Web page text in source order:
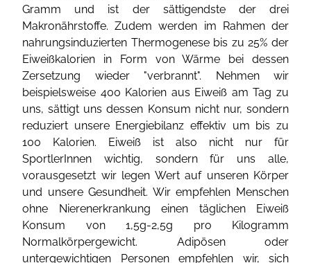
Gramm und ist der sättigendste der drei
Makronährstoffe. Zudem werden im Rahmen der
nahrungsinduzierten Thermogenese bis zu 25% der
Eiweißkalorien in Form von Wärme bei dessen
Zersetzung wieder "verbrannt". Nehmen wir
beispielsweise 400 Kalorien aus Eiweiß am Tag zu
uns, sättigt uns dessen Konsum nicht nur, sondern
reduziert unsere Energiebilanz effektiv um bis zu
100 Kalorien. Eiweiß ist also nicht nur für
SportlerInnen wichtig, sondern für uns alle,
vorausgesetzt wir legen Wert auf unseren Körper
und unsere Gesundheit. Wir empfehlen Menschen
ohne Nierenerkrankung einen täglichen Eiweiß
Konsum von 1,5g-2,5g pro Kilogramm
Normalkörpergewicht. Adipösen oder
untergewichtigen Personen empfehlen wir, sich